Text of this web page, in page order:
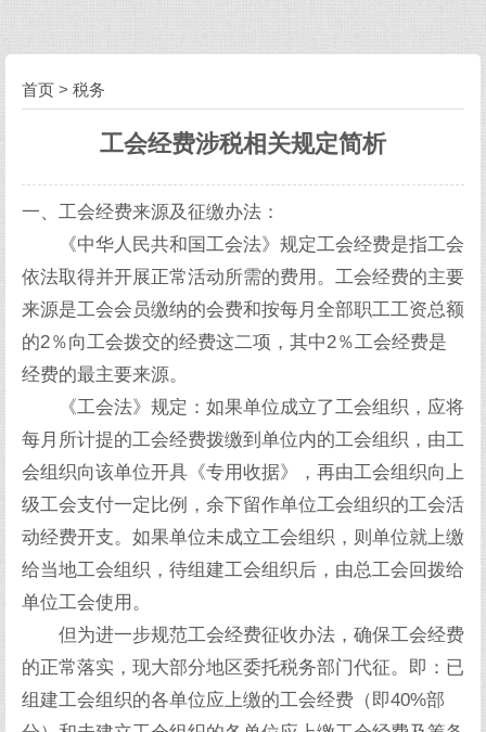
首页 > 税务
工会经费涉税相关规定简析
一、工会经费来源及征缴办法：
《中华人民共和国工会法》规定工会经费是指工会
依法取得并开展正常活动所需的费用。工会经费的主要
来源是工会会员缴纳的会费和按每月全部职工工资总额
的2％向工会拨交的经费这二项，其中2％工会经费是
经费的最主要来源。
《工会法》规定：如果单位成立了工会组织，应将
每月所计提的工会经费拨缴到单位内的工会组织，由工
会组织向该单位开具《专用收据》，再由工会组织向上
级工会支付一定比例，余下留作单位工会组织的工会活
动经费开支。如果单位未成立工会组织，则单位就上缴
给当地工会组织，待组建工会组织后，由总工会回拨给
单位工会使用。
但为进一步规范工会经费征收办法，确保工会经费
的正常落实，现大部分地区委托税务部门代征。即：已
组建工会组织的各单位应上缴的工会经费（即40%部